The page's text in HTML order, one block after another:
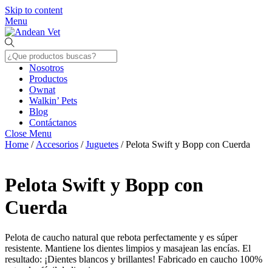
Skip to content
Menu
Nosotros
Productos
Ownat
Walkin’ Pets
Blog
Contáctanos
Close Menu
Home / Accesorios /Juguetes / Pelota Swift y Bopp con Cuerda
Pelota Swift y Bopp con
Cuerda
Pelota de caucho natural que rebota perfectamente y es súper
resistente. Mantiene los dientes limpios y masajean las encías. El
resultado: ¡Dientes blancos y brillantes! Fabricado en caucho 100%